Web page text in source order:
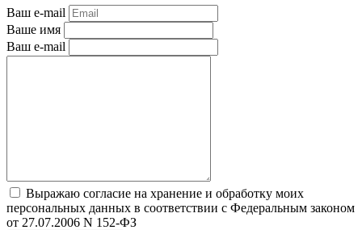
Ваш e-mail
Ваше имя
Ваш e-mail
Выражаю согласие на хранение и обработку моих
персональных данных в соответствии с Федеральным законом
от 27.07.2006 N 152-ФЗ